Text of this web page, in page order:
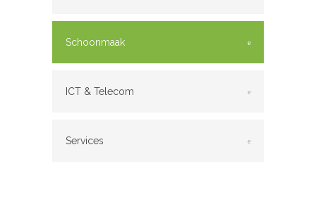
Schoonmaak
ICT & Telecom
Services